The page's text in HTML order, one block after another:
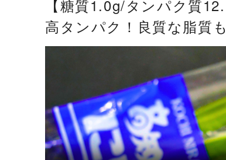
【糖質1.0g/タンパク質
高タンパク！良質な脂質